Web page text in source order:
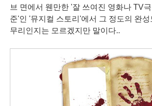
브 면에서 웬만한 '잘 쓰여진 영화나 TV
준'인 '뮤지컬 스토리'에서 그 정도의 완성
무리인지는 모르겠지만 말이다..